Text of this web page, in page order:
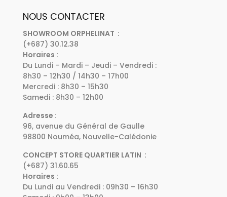
NOUS CONTACTER
SHOWROOM ORPHELINAT :
(+687) 30.12.38
Horaires :
Du Lundi – Mardi – Jeudi – Vendredi :
8h30 – 12h30 / 14h30 – 17h00
Mercredi : 8h30 – 15h30
Samedi : 8h30 – 12h00
Adresse :
96, avenue du Général de Gaulle
98800 Nouméa, Nouvelle-Calédonie
CONCEPT STORE QUARTIER LATIN :
(+687) 31.60.65
Horaires :
Du Lundi au Vendredi : 09h30 – 16h30